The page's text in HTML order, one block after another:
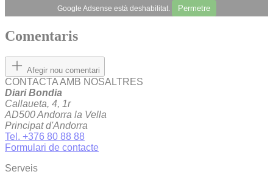
Google Adsense està deshabilitat. Permetre
Comentaris
Afegir nou comentari
CONTACTA AMB NOSALTRES
Diari Bondia
Callaueta, 4, 1r
AD500 Andorra la Vella
Principat d'Andorra
Tel. +376 80 88 88
Formulari de contacte
Serveis